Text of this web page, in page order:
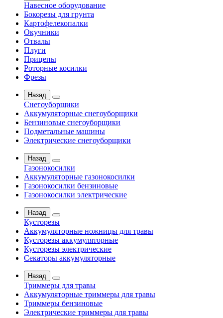
Навесное оборудование
Бокорезы для грунта
Картофелекопалки
Окучники
Отвалы
Плуги
Прицепы
Роторные косилки
Фрезы
Назад
Снегоуборщики
Аккумуляторные снегоуборщики
Бензиновые снегоуборщики
Подметальные машины
Электрические снегоуборщики
Назад
Газонокосилки
Аккумуляторные газонокосилки
Газонокосилки бензиновые
Газонокосилки электрические
Назад
Кусторезы
Аккумуляторные ножницы для травы
Кусторезы аккумуляторные
Кусторезы электрические
Секаторы аккумуляторные
Назад
Триммеры для травы
Аккумуляторные триммеры для травы
Триммеры бензиновые
Электрические триммеры для травы